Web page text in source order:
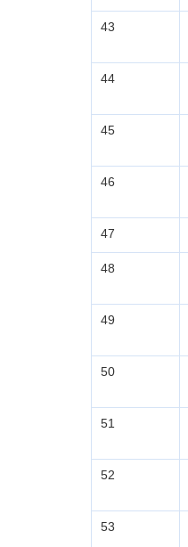
43
44
45
46
47
48
49
50
51
52
53